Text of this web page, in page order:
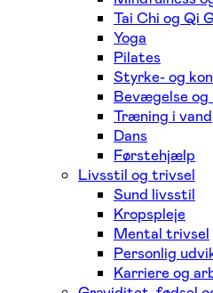
Tai Chi og Qi
Yoga
Pilates
Styrke- og
Bevægelse
Træning i vand
Dans
Førstehjælp
Livsstil og trivsel
Sund livsstil
Kropspleje
Mental trivsel
Personlig
Karriere og